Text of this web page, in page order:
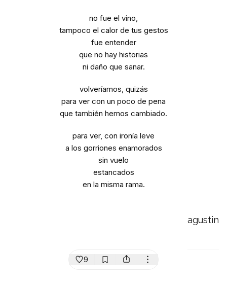
no fue el vino,
tampoco el calor de tus gestos
fue entender
que no hay historias
ni daño que sanar.
volveríamos, quizás
para ver con un poco de pena
que también hemos cambiado.
para ver, con ironía leve
a los gorriones enamorados
sin vuelo
estancados
en la misma rama.
agustin
9